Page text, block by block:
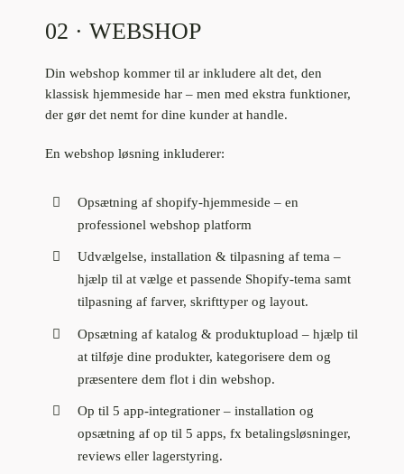
02 · WEBSHOP
Din webshop kommer til ar inkludere alt det, den
klassisk hjemmeside har – men med ekstra funktioner,
der gør det nemt for dine kunder at handle.
En webshop løsning inkluderer:
Opsætning af shopify-hjemmeside – en
professionel webshop platform
Udvælgelse, installation & tilpasning af tema –
hjælp til at vælge et passende Shopify-tema samt
tilpasning af farver, skrifttyper og layout.
Opsætning af katalog & produktupload – hjælp til
at tilføje dine produkter, kategorisere dem og
præsentere dem flot i din webshop.
Op til 5 app-integrationer – installation og
opsætning af op til 5 apps, fx betalingsløsninger,
reviews eller lagerstyring.